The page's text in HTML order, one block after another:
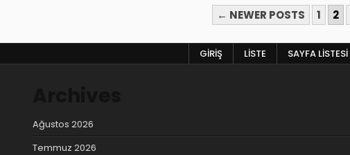
← NEWER POSTS 1 2
GIRIŞ LISTE SAYFA LISTESI
Ağustos 2026
Temmuz 2026